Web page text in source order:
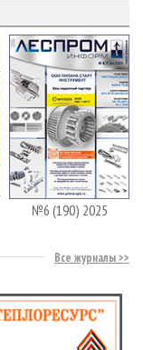
№6 (190) 2025
Все журналы